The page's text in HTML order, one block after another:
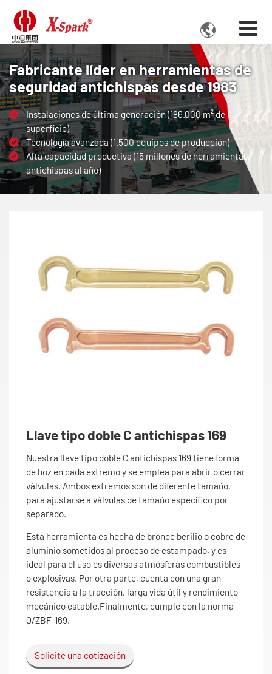

Fabricante líder en herramientas de
seguridad antichispas desde 1983
Instalaciones de última generación (186.000 m² de
superficie)
Tecnología avanzada (1.500 equipos de producción)
Alta capacidad productiva (15 millones de herramientas
antichispas al año)
Llave tipo doble C antichispas 169
Nuestra llave tipo doble C antichispas 169 tiene forma
de hoz en cada extremo y se emplea para abrir o cerrar
válvulas. Ambos extremos son de diferente tamaño,
para ajustarse a válvulas de tamaño específico por
separado.
Esta herramienta es hecha de bronce berilio o cobre de
aluminio sometidos al proceso de estampado, y es
ideal para el uso es diversas atmósferas combustibles
o explosivas. Por otra parte, cuenta con una gran
resistencia a la tracción, larga vida útil y rendimiento
mecánico estable.Finalmente, cumple con la norma
Q/ZBF-169.
Solicite una cotización